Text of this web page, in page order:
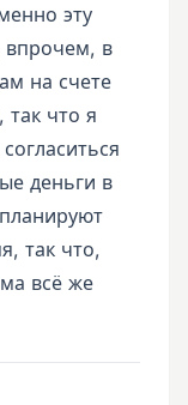
эту
впрочем, в
на счете
так что я
деньги в
так что,
всё же